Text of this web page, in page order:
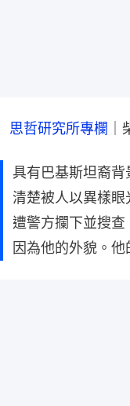
思哲研究所專欄
具有巴基斯坦裔
清楚被人以異樣
遭警方攔下並搜
因為他的外貌。他